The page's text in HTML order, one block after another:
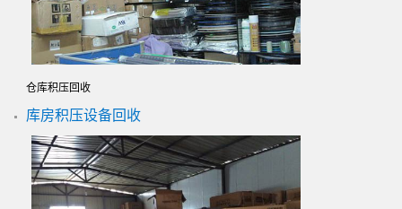
仓库积压回收
库房积压设备回收